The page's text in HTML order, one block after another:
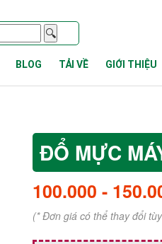
🔍
BLOG TẢI VỀ GIỚI THIỆU
ĐỔ MỰC
100.000 -
(* Đơn giá có thể thay đổi